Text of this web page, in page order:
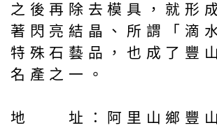
之後再除去模具，就形
著閃亮結晶、所謂「滴
特殊石藝品，也成了豐
名產之一。
地 址：阿里山鄉豐山